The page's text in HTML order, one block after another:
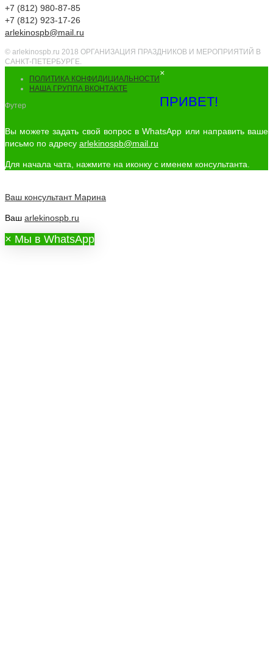
+7 (812) 980-87-85
+7 (812) 923-17-26
arlekinospb@mail.ru
© arlekinospb.ru 2018 ОРГАНИЗАЦИЯ ПРАЗДНИКОВ И МЕРОПРИЯТИЙ В
САНКТ-ПЕТЕРБУРГЕ.
ПОЛИТИКА КОНФИДИЦИАЛЬНОСТИ
НАША ГРУППА ВКОНТАКТЕ
Футер
×
ПРИВЕТ!
Вы можете задать свой вопрос в WhatsApp или направить ваше
письмо по адресу arlekinospb@mail.ru
Для начала чата, нажмите на иконку с именем консультанта.
Ваш консультант Марина
Ваш arlekinospb.ru
× Мы в WhatsApp